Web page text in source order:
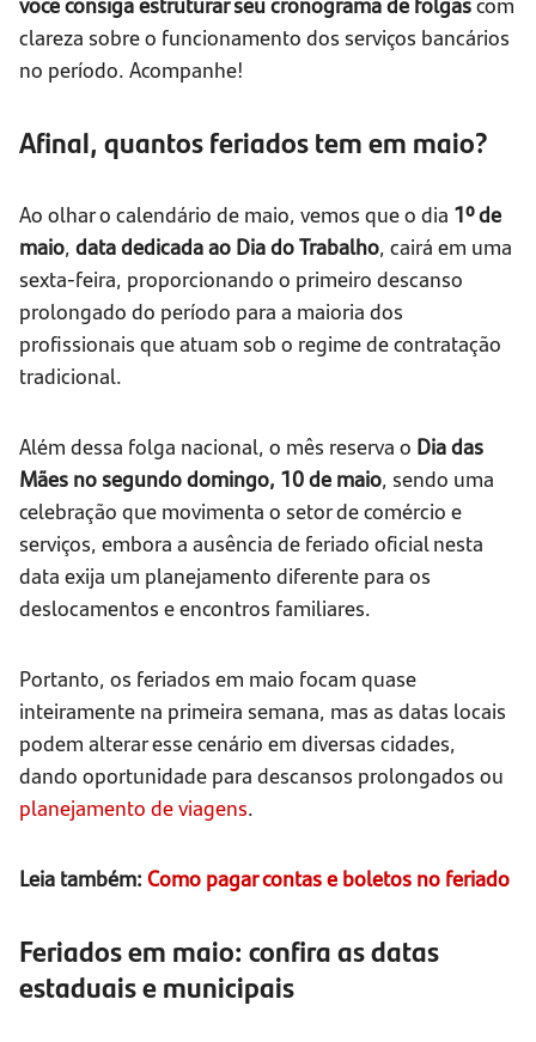
clareza sobre o funcionamento dos serviços bancários
no período. Acompanhe!
Afinal, quantos feriados tem em maio?
Ao olhar o calendário de maio, vemos que o dia 1º de
maio, data dedicada ao Dia do Trabalho, cairá em uma
sexta-feira, proporcionando o primeiro descanso
prolongado do período para a maioria dos
profissionais que atuam sob o regime de contratação
tradicional.
Além dessa folga nacional, o mês reserva o Dia das
Mães no segundo domingo, 10 de maio, sendo uma
celebração que movimenta o setor de comércio e
serviços, embora a ausência de feriado oficial nesta
data exija um planejamento diferente para os
deslocamentos e encontros familiares.
Portanto, os feriados em maio focam quase
inteiramente na primeira semana, mas as datas locais
podem alterar esse cenário em diversas cidades,
dando oportunidade para descansos prolongados ou
planejamento de viagens.
Leia também: Como pagar contas e boletos no feriado
Feriados em maio: confira as datas
estaduais e municipais